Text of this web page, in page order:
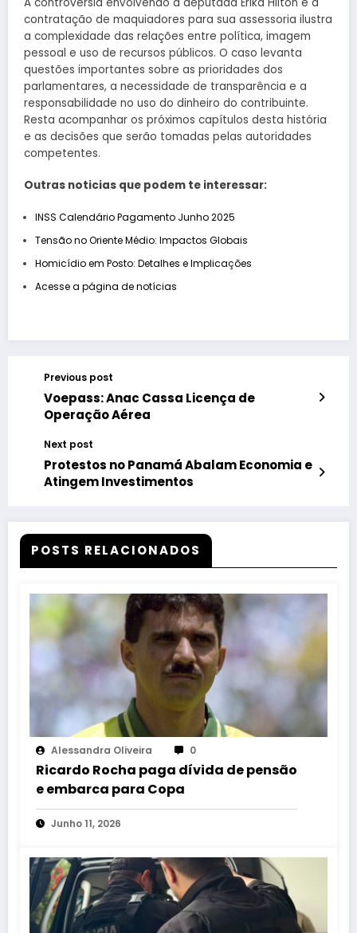
contratação de maquiadores para sua assessoria ilustra
a complexidade das relações entre política, imagem
pessoal e uso de recursos públicos. O caso levanta
questões importantes sobre as prioridades dos
parlamentares, a necessidade de transparência e a
responsabilidade no uso do dinheiro do contribuinte.
Resta acompanhar os próximos capítulos desta história
e as decisões que serão tomadas pelas autoridades
competentes.
Outras noticias que podem te interessar:
INSS Calendário Pagamento Junho 2025
Tensão no Oriente Médio: Impactos Globais
Homicídio em Posto: Detalhes e Implicações
Acesse a página de notícias
Previous post
Voepass: Anac Cassa Licença de
Operação Aérea
Next post
Protestos no Panamá Abalam Economia e
Atingem Investimentos
POSTS RELACIONADOS
Alessandra Oliveira 0
Ricardo Rocha paga dívida de pensão
e embarca para Copa
Junho 11, 2026